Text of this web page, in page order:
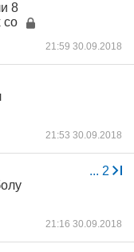
8
со
21:59 30.09.2018
21:53 30.09.2018
... 2
21:16 30.09.2018